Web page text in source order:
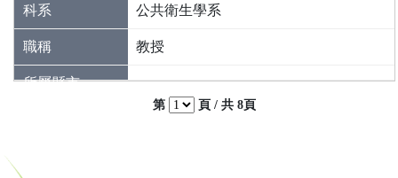
公共衛生學系
教授
第 頁 / 共 8頁